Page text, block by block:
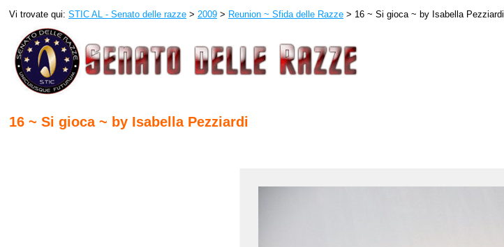
Vi trovate qui: STIC AL - Senato delle razze > 2009 > Reunion ~ Sfida delle Razze > 16 ~ Si gioca ~ by Isabella Pezziardi
16 ~ Si gioca ~ by Isabella Pezziardi